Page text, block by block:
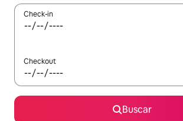
Check-in
Checkout
Buscar